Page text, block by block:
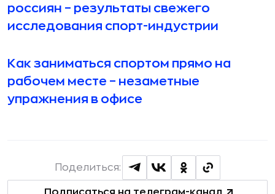
россиян – результаты свежего
исследования спорт-индустрии
Как заниматься спортом прямо на
рабочем месте – незаметные
упражнения в офисе
Поделиться: